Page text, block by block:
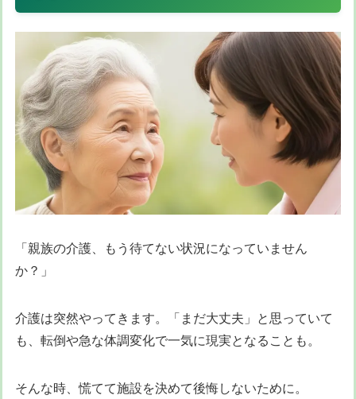
「親族の介護、もう待てない状況になっていません
か？」
介護は突然やってきます。「まだ大丈夫」と思っていて
も、転倒や急な体調変化で一気に現実となることも。
そんな時、慌てて施設を決めて後悔しないために。